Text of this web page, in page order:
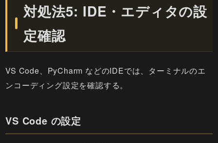
対処法5: IDE・エディタの設
定確認
VS Code、PyCharm などのIDEでは、ターミナルのエ
ンコーディング設定を確認する。
VS Code の設定